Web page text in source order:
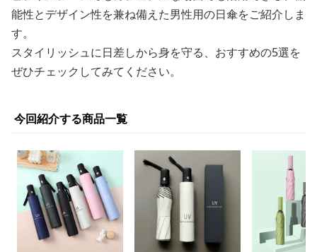
能性とデザイン性を兼ね備えた男性用の日傘をご紹介しま
す。
スタイリッシュに日差しから身を守る、おすすめの5選を
ぜひチェックしてみてください。
今回紹介する商品一覧